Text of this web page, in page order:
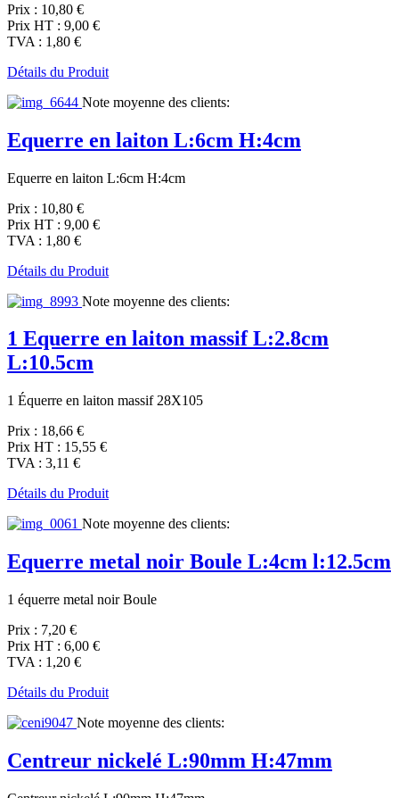
Prix : 10,80 €
Prix HT : 9,00 €
TVA : 1,80 €
Détails du Produit
Note moyenne des clients:
Equerre en laiton L:6cm H:4cm
Equerre en laiton L:6cm H:4cm
Prix : 10,80 €
Prix HT : 9,00 €
TVA : 1,80 €
Détails du Produit
Note moyenne des clients:
1 Equerre en laiton massif L:2.8cm
L:10.5cm
1 Équerre en laiton massif 28X105
Prix : 18,66 €
Prix HT : 15,55 €
TVA : 3,11 €
Détails du Produit
Note moyenne des clients:
Equerre metal noir Boule L:4cm l:12.5cm
1 équerre metal noir Boule
Prix : 7,20 €
Prix HT : 6,00 €
TVA : 1,20 €
Détails du Produit
Note moyenne des clients:
Centreur nickelé L:90mm H:47mm